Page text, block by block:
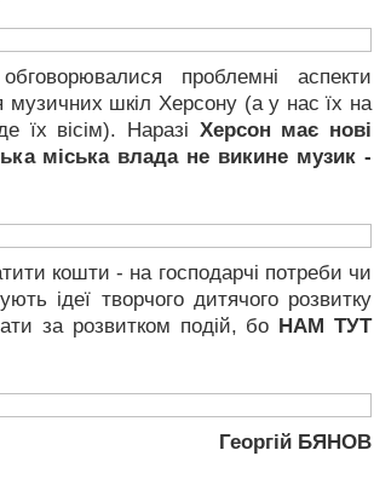
проблемні аспекти
музичних шкіл Херсону (а у нас їх на
їх вісім). Наразі Херсон має нові
міська влада не викине музик -
кошти - на господарчі потреби чи
ідеї творчого дитячого розвитку
за розвитком подій, бо НАМ ТУТ
Георгій БЯНОВ